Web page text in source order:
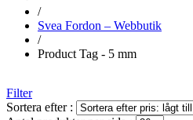
/
Svea Fordon – Webbutik
/
Product Tag - 5 mm
Filter
Sortera efter :